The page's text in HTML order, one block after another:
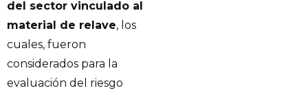
del sector vinculado al
material de relave, los
cuales, fueron
considerados para la
evaluación del riesgo